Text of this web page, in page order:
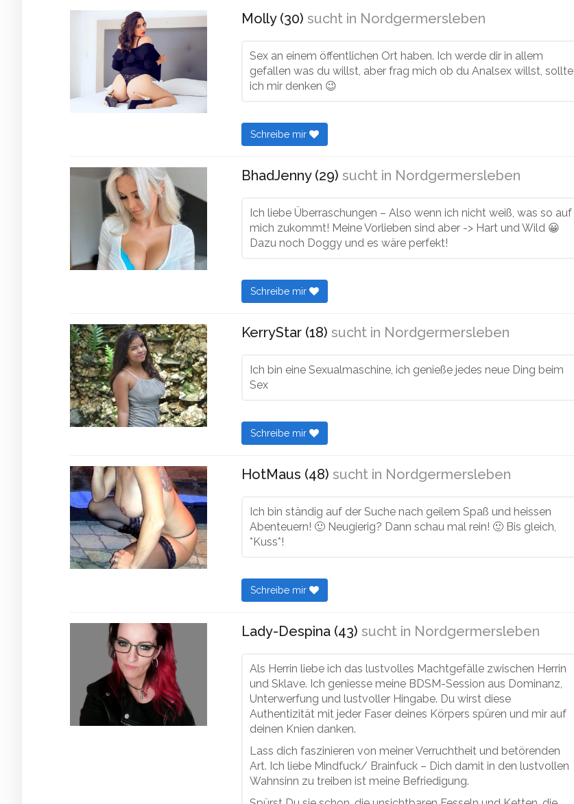
Molly (30) sucht in Nordgermersleben
Sex an einem öffentlichen Ort haben. Ich werde dir in allem
gefallen was du willst, aber frag mich ob du Analsex willst, sollte
ich mir denken 😉
Schreibe mir
BhadJenny (29) sucht in Nordgermersleben
Ich liebe Überraschungen – Also wenn ich nicht weiß, was so auf
mich zukommt! Meine Vorlieben sind aber -> Hart und Wild 😀
Dazu noch Doggy und es wäre perfekt!
Schreibe mir
KerryStar (18) sucht in Nordgermersleben
Ich bin eine Sexualmaschine, ich genieße jedes neue Ding beim
Sex
Schreibe mir
HotMaus (48) sucht in Nordgermersleben
Ich bin ständig auf der Suche nach geilem Spaß und heissen
Abenteuern! 🙂 Neugierig? Dann schau mal rein! 🙂 Bis gleich,
*Kuss*!
Schreibe mir
Lady-Despina (43) sucht in Nordgermersleben
Als Herrin liebe ich das lustvolles Machtgefälle zwischen Herrin
und Sklave. Ich geniesse meine BDSM-Session aus Dominanz,
Unterwerfung und lustvoller Hingabe. Du wirst diese
Authentizität mit jeder Faser deines Körpers spüren und mir auf
deinen Knien danken.
Lass dich faszinieren von meiner Verruchtheit und betörenden
Art. Ich liebe Mindfuck/ Brainfuck – Dich damit in den lustvollen
Wahnsinn zu treiben ist meine Befriedigung.